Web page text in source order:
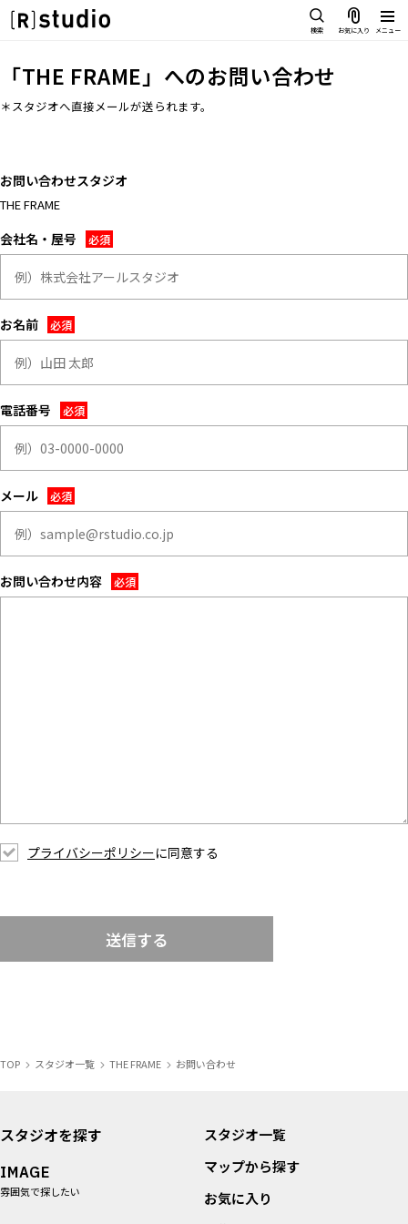
検索 お気に入り メニュー
SCENE
VARIATION
ひとつのスタジオであれもこれも
LOCATION
カフェやオフィスなどロケシーンも
SIZE&PRICE
ALL FILTER
すべての選択肢からスタジオを探す
スタジオを探す
雰囲気で探したい
SCENE
LOCATION
SIZE&PRICE
広さと利用料金で探す
すべての選択肢からスタジオを探
す
スタジオ一覧
お気に入り
特集
[R]studioについて
会社概要
「THE FRAME」へのお問い合わせ
＊スタジオへ直接メールが送られます。
お問い合わせスタジオ
THE FRAME
会社名・屋号
お名前
電話番号
メール
お問い合わせ内容
プライバシーポリシーに同意する
送信する
TOP スタジオ一覧 THE FRAME お問い合わせ
スタジオを探す
IMAGE
雰囲気で探したい
スタジオ一覧
マップから探す
お気に入り